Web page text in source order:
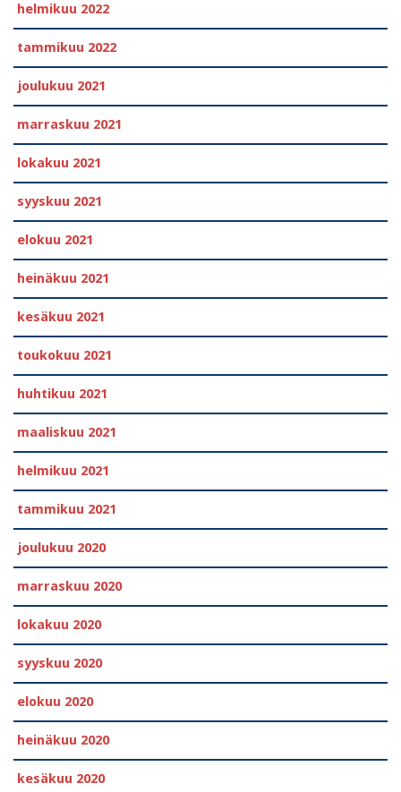
helmikuu 2022
tammikuu 2022
joulukuu 2021
marraskuu 2021
lokakuu 2021
syyskuu 2021
elokuu 2021
heinäkuu 2021
kesäkuu 2021
toukokuu 2021
huhtikuu 2021
maaliskuu 2021
helmikuu 2021
tammikuu 2021
joulukuu 2020
marraskuu 2020
lokakuu 2020
syyskuu 2020
elokuu 2020
heinäkuu 2020
kesäkuu 2020